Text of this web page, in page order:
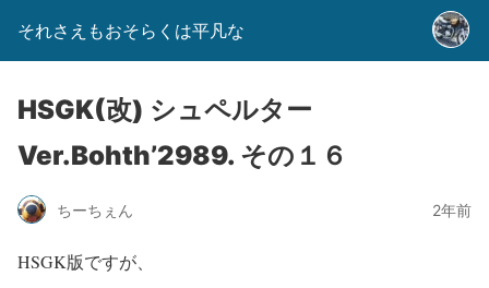
それさえもおそらくは平凡な
HSGK(改) シュペルター
Ver.Bohth’2989. その１６
ちーちぇん 2年前
HSGK版ですが、